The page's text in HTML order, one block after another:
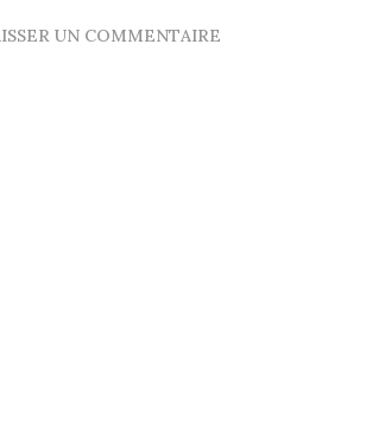
UN COMMENTAIRE